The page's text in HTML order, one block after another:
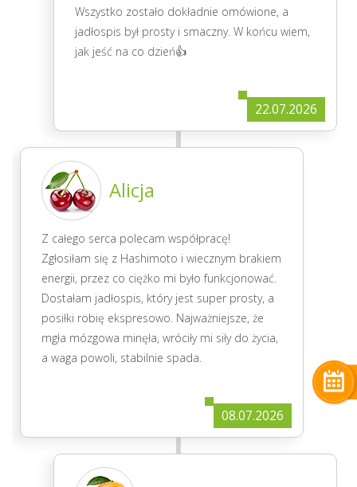
Wszystko zostało dokładnie omówione, a
jadłospis był prosty i smaczny. W końcu wiem,
jak jeść na co dzień👍
22.07.2026
Alicja
Z całego serca polecam współpracę!
Zgłosiłam się z Hashimoto i wiecznym brakiem
energii, przez co ciężko mi było funkcjonować.
Dostałam jadłospis, który jest super prosty, a
posiłki robię ekspresowo. Najważniejsze, że
mgła mózgowa minęła, wróciły mi siły do życia,
a waga powoli, stabilnie spada.
08.07.2026